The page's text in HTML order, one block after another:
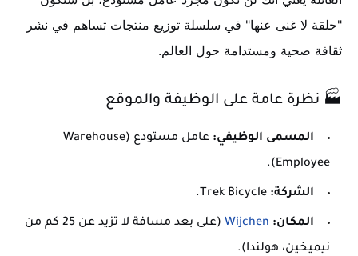
"حلقة لا غنى عنها" في سلسلة توزيع منتجات تساهم في نشر
ثقافة صحية ومستدامة حول العالم.
🏭 نظرة عامة على الوظيفة والموقع
المسمى الوظيفي:
عامل مستودع (Warehouse
Employee).
الشركة: Trek Bicycle.
المكان: Wijchen
(على بعد مسافة لا تزيد عن 25 كم من
نيميخين، هولندا).